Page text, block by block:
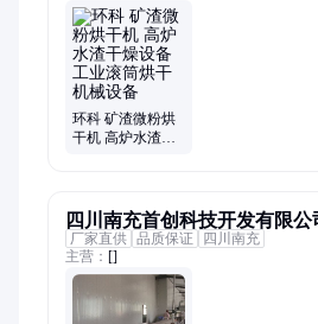
烘干机、沙子烘干机、矿渣烘干机、转
炭化炉、斗式提升机、皮带提升机、板
环科 矿渣微粉烘
干机 高炉水渣干
四川南充首创科技开发有限公
厂家直供 品质保证
四川南充
主营： []